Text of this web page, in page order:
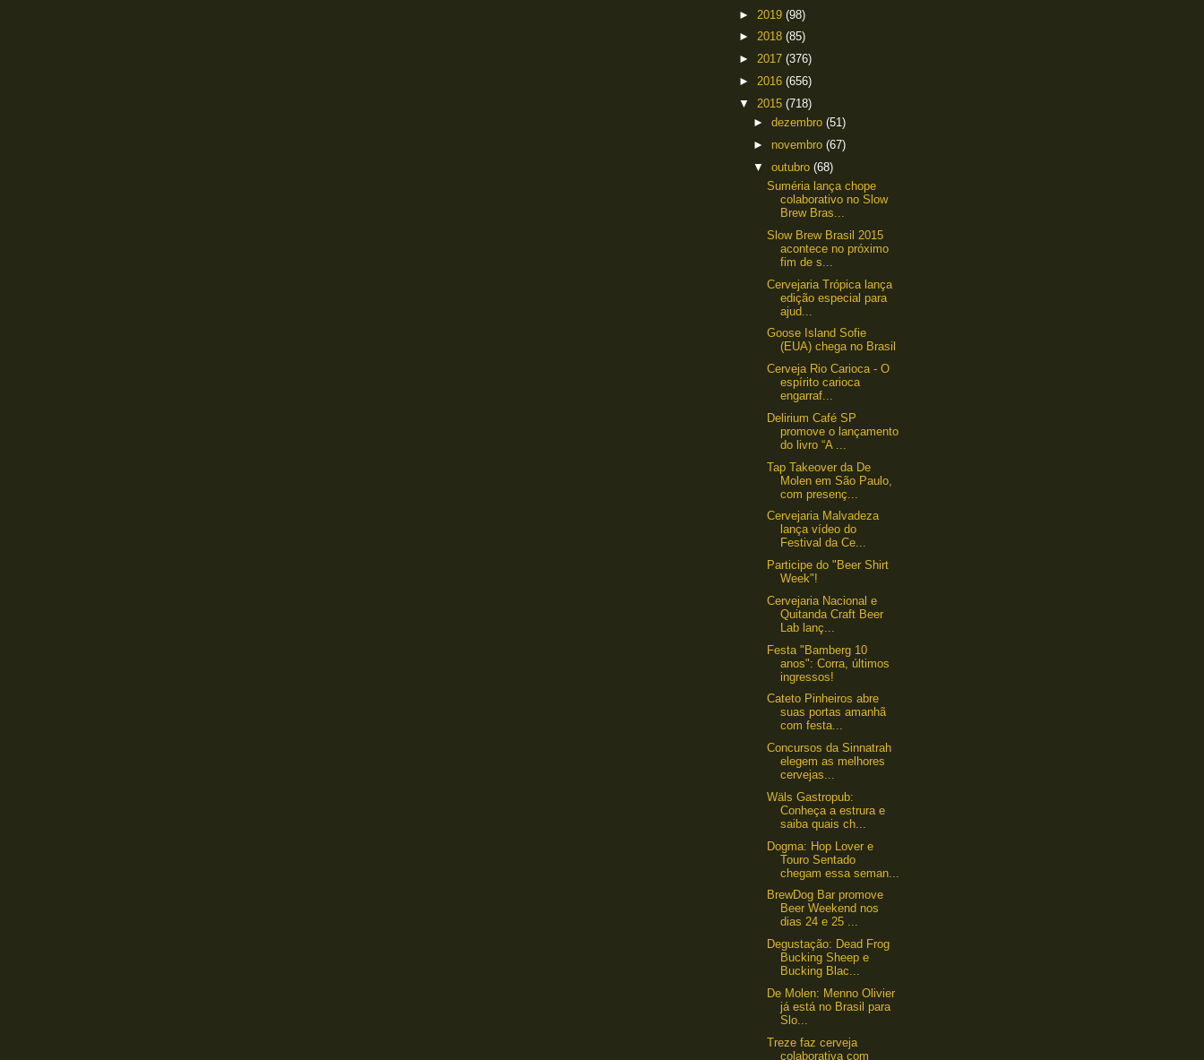
► 2019 (98)
► 2018 (85)
► 2017 (376)
► 2016 (656)
▼ 2015 (718)
► dezembro (51)
► novembro (67)
▼ outubro (68)
Suméria lança chope
colaborativo no Slow
Brew Bras...
Slow Brew Brasil 2015
acontece no próximo
fim de s...
Cervejaria Trópica lança
edição especial para
ajud...
Goose Island Sofie
(EUA) chega no Brasil
Cerveja Rio Carioca - O
espírito carioca
engarraf...
Delirium Café SP
promove o lançamento
do livro “A ...
Tap Takeover da De
Molen em São Paulo,
com presenç...
Cervejaria Malvadeza
lança vídeo do
Festival da Ce...
Participe do "Beer Shirt
Week"!
Cervejaria Nacional e
Quitanda Craft Beer
Lab lanç...
Festa "Bamberg 10
anos": Corra, últimos
ingressos!
Cateto Pinheiros abre
suas portas amanhã
com festa...
Concursos da Sinnatrah
elegem as melhores
cervejas...
Wäls Gastropub:
Conheça a estrura e
saiba quais ch...
Dogma: Hop Lover e
Touro Sentado
chegam essa seman...
BrewDog Bar promove
Beer Weekend nos
dias 24 e 25 ...
Degustação: Dead Frog
Bucking Sheep e
Bucking Blac...
De Molen: Menno Olivier
já está no Brasil para
Slo...
Treze faz cerveja
colaborativa com